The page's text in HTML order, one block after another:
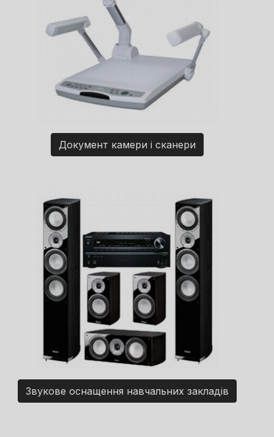
Документ камери і сканери
Звукове оснащення навчальних закладів